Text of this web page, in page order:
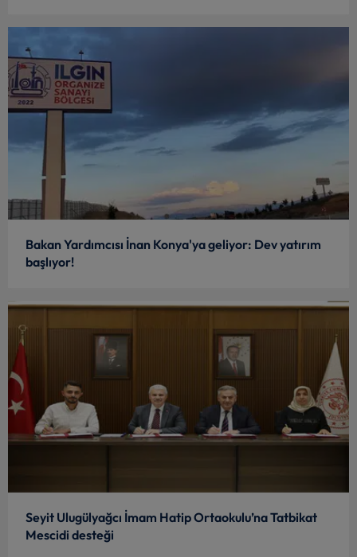
Bakan Yardımcısı İnan Konya'ya geliyor: Dev yatırım
başlıyor!
Seyit Ulugülyağcı İmam Hatip Ortaokulu’na Tatbikat
Mescidi desteği